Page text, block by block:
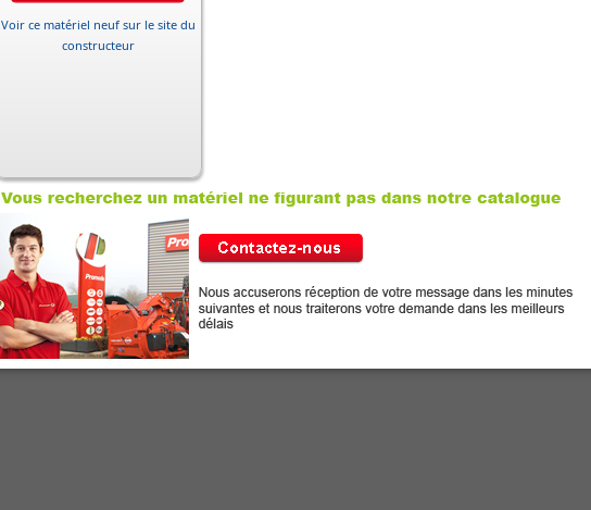
Voir ce matériel neuf sur le site du
constructeur